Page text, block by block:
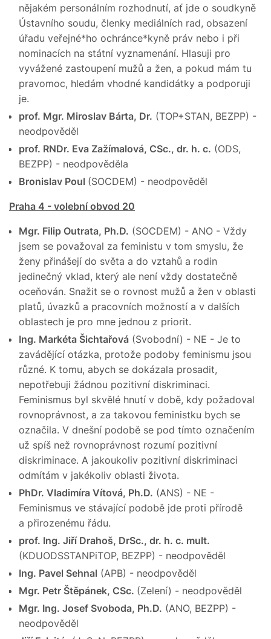
nějakém personálním rozhodnutí, ať jde o soudkyně
Ústavního soudu, členky mediálních rad, obsazení
úřadu veřejné*ho ochránce*kyně práv nebo i při
nominacích na státní vyznamenání. Hlasuji pro
vyvážené zastoupení mužů a žen, a pokud mám tu
pravomoc, hledám vhodné kandidátky a podporuji
je.
prof. Mgr. Miroslav Bárta, Dr. (TOP+STAN, BEZPP) -
neodpověděl
prof. RNDr. Eva Zažímalová, CSc., dr. h. c. (ODS,
BEZPP) - neodpověděla
Bronislav Poul (SOCDEM) - neodpověděl
Praha 4 - volební obvod 20
Mgr. Filip Outrata, Ph.D. (SOCDEM) - ANO - Vždy
jsem se považoval za feministu v tom smyslu, že
ženy přinášejí do světa a do vztahů a rodin
jedinečný vklad, který ale není vždy dostatečně
oceňován. Snažit se o rovnost mužů a žen v oblasti
platů, úvazků a pracovních možností a v dalších
oblastech je pro mne jednou z priorit.
Ing. Markéta Šichtařová (Svobodní) - NE - Je to
zavádějící otázka, protože podoby feminismu jsou
různé. K tomu, abych se dokázala prosadit,
nepotřebuji žádnou pozitivní diskriminaci.
Feminismus byl skvělé hnutí v době, kdy požadoval
rovnoprávnost, a za takovou feministku bych se
označila. V dnešní podobě se pod tímto označením
už spíš než rovnoprávnost rozumí pozitivní
diskriminace. A jakoukoliv pozitivní diskriminaci
odmítám v jakékoliv oblasti života.
PhDr. Vladimíra Vítová, Ph.D. (ANS) - NE -
Feminismus ve stávající podobě jde proti přírodě
a přirozenému řádu.
prof. Ing. Jiří Drahoš, DrSc., dr. h. c. mult.
(KDUODSSTANPiTOP, BEZPP) - neodpověděl
Ing. Pavel Sehnal (APB) - neodpověděl
Mgr. Petr Štěpánek, CSc. (Zelení) - neodpověděl
Mgr. Ing. Josef Svoboda, Ph.D. (ANO, BEZPP) -
neodpověděl